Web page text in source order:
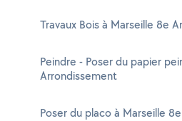
Travaux Bois à Marseille 8e
Peindre - Poser du papier
Arrondissement
Poser du placo à Marseille